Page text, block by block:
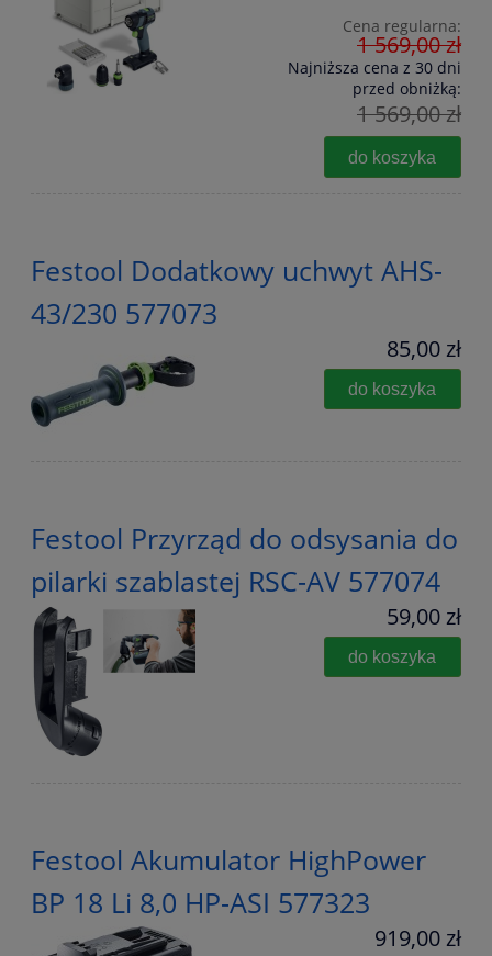
Cena regularna:
1 569,00 zł
Najniższa cena z 30 dni
przed obniżką:
1 569,00 zł
do koszyka
Festool Dodatkowy uchwyt AHS-
43/230 577073
85,00 zł
do koszyka
Festool Przyrząd do odsysania do
pilarki szablastej RSC-AV 577074
59,00 zł
do koszyka
Festool Akumulator HighPower
BP 18 Li 8,0 HP-ASI 577323
919,00 zł